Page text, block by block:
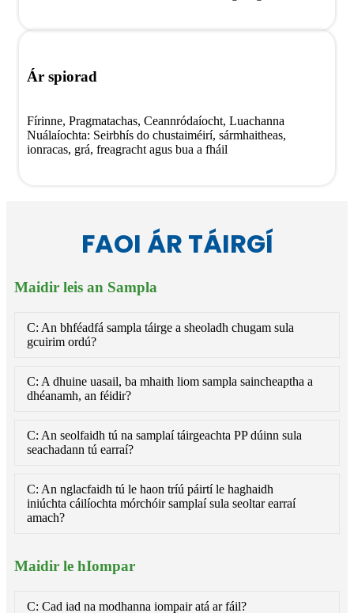
Ár spiorad
Fírinne, Pragmatachas, Ceannródaíocht, Luachanna
Nuálaíochta: Seirbhís do chustaiméirí, sármhaitheas,
ionracas, grá, freagracht agus bua a fháil
FAOI ÁR TÁIRGÍ
Maidir leis an Sampla
C: An bhféadfá sampla táirge a sheoladh chugam sula
gcuirim ordú?
C: A dhuine uasail, ba mhaith liom sampla saincheaptha a
dhéanamh, an féidir?
C: An seolfaidh tú na samplaí táirgeachta PP dúinn sula
seachadann tú earraí?
C: An nglacfaidh tú le haon tríú páirtí le haghaidh
iniúchta cáilíochta mórchóir samplaí sula seoltar earraí
amach?
Maidir le hIompar
C: Cad iad na modhanna iompair atá ar fáil?